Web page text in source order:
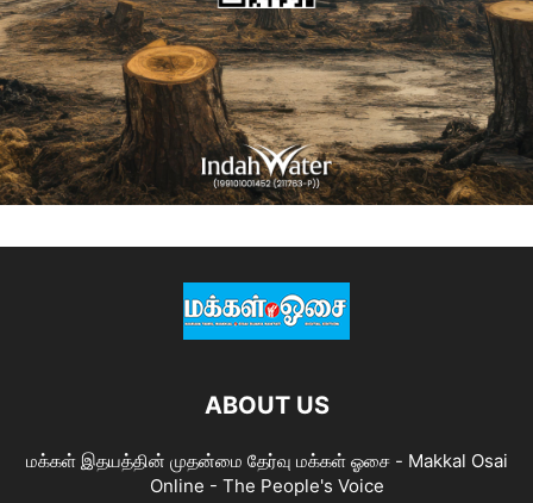
ABOUT US
மக்கள் இதயத்தின் முதன்மை தேர்வு மக்கள் ஓசை - Makkal Osai
Online - The People's Voice